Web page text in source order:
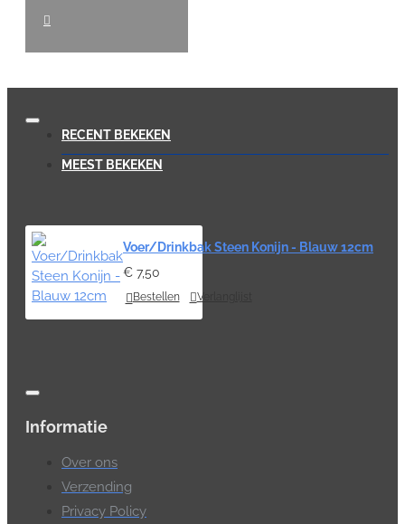
RECENT BEKEKEN
MEEST BEKEKEN
Voer/Drinkbak Steen Konijn - Blauw 12cm
€ 7,50
Bestellen Verlanglijst
Informatie
Over ons
Verzending
Privacy Policy